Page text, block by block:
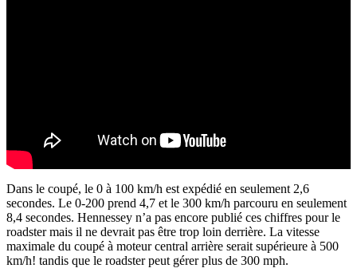
Dans le coupé, le 0 à 100 km/h est expédié en seulement 2,6
secondes. Le 0-200 prend 4,7 et le 300 km/h parcouru en seulement
8,4 secondes. Hennessey n’a pas encore publié ces chiffres pour le
roadster mais il ne devrait pas être trop loin derrière. La vitesse
maximale du coupé à moteur central arrière serait supérieure à 500
km/h! tandis que le roadster peut gérer plus de 300 mph.